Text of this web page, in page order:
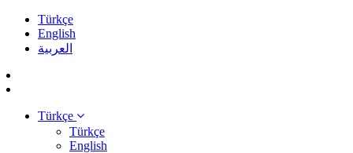
Türkçe
English
العربية
Türkçe
Türkçe
English